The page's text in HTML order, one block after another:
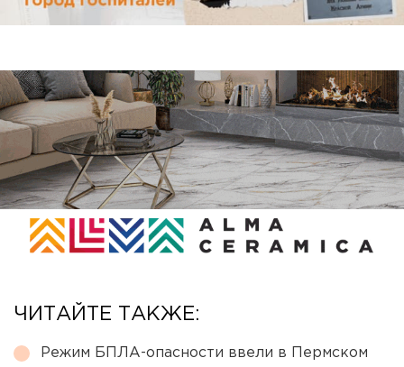
ЧИТАЙТЕ ТАКЖЕ:
Режим БПЛА-опасности ввели в Пермском